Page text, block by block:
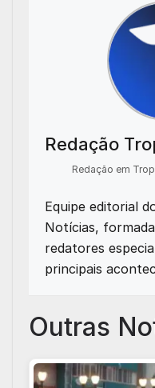
Redação
Redação em
Equipe editorial
Notícias,
redatores
principais
Outras